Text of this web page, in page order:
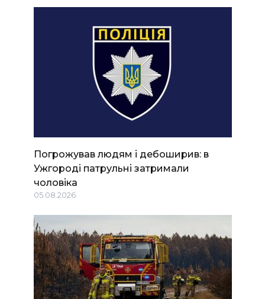
Погрожував людям і дебоширив: в
Ужгороді патрульні затримали
чоловіка
05.08.2026